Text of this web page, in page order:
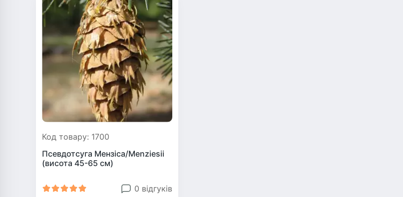
Код товару: 1700
Псевдотсуга Мензіса/Menziesii
(висота 45-65 см)
0 відгуків